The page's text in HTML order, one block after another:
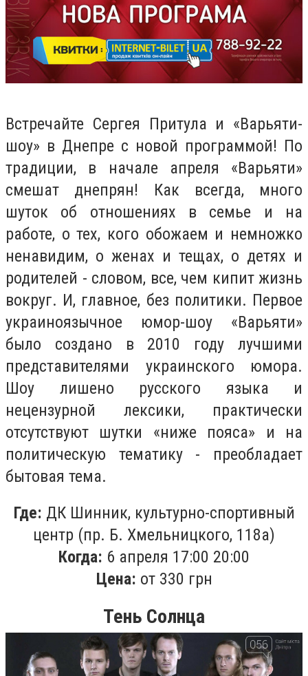
Встречайте Сергея Притула и «Варьяти-
шоу» в Днепре с новой программой! По
традиции, в начале апреля «Варьяти»
смешат днепрян! Как всегда, много
шуток об отношениях в семье и на
работе, о тех, кого обожаем и немножко
ненавидим, о женах и тещах, о детях и
родителей - словом, все, чем кипит жизнь
вокруг. И, главное, без политики. Первое
украиноязычное юмор-шоу «Варьяти»
было создано в 2010 году лучшими
представителями украинского юмора.
Шоу лишено русского языка и
нецензурной лексики, практически
отсутствуют шутки «ниже пояса» и на
политическую тематику - преобладает
бытовая тема.
Где: ДК Шинник, культурно-спортивный
центр (пр. Б. Хмельницкого, 118а)
Когда: 6 апреля 17:00 20:00
Цена: от 330 грн
Тень Солнца